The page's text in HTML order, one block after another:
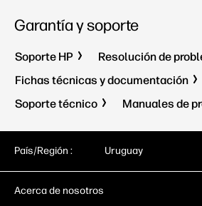
Garantía y soporte
Soporte HP
Resolución de
Fichas técnicas y documentación
Soporte técnico
Manuales de
País/Región : Uruguay
Acerca de nosotros